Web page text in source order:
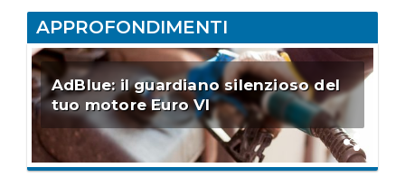
APPROFONDIMENTI
AdBlue: il guardiano silenzioso del
tuo motore Euro VI